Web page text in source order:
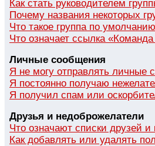
Как стать руководителем
Почему названия некоторых
Что такое группа по
Что означает ссылка
Личные сообщения
Я не могу отправлять личные
Я постоянно получаю
Я получил спам или
Друзья и недоброжелатели
Что означают списки друзей
Как добавлять или удалять